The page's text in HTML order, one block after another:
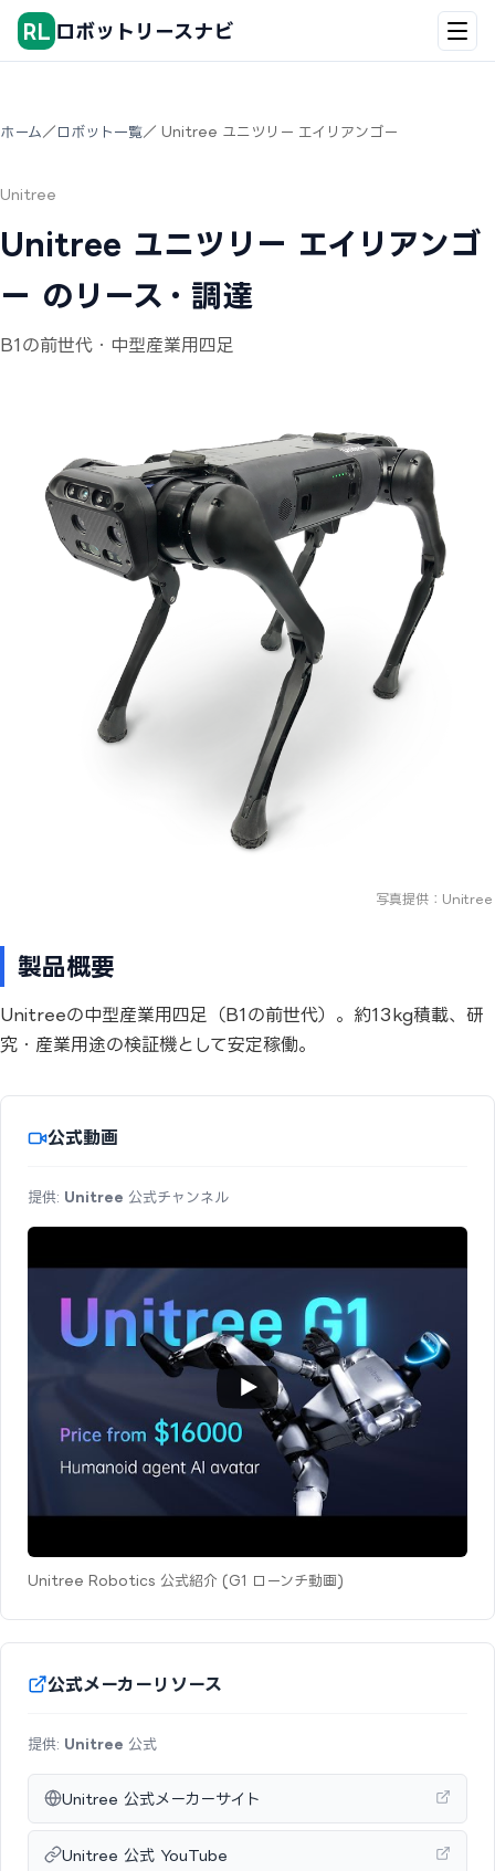
RL ロボットリースナビ
ホーム ／ ロボット一覧／ Unitree ユニツリー エイリアンゴー
Unitree
Unitree ユニツリー エイリアンゴ
ー のリース・調達
B1の前世代・中型産業用四足
写真提供：Unitree
製品概要
Unitreeの中型産業用四足（B1の前世代）。約13kg積載、研
究・産業用途の検証機として安定稼働。
公式動画
提供: Unitree 公式チャンネル
Unitree Robotics 公式紹介 (G1 ローンチ動画)
公式メーカーリソース
提供: Unitree 公式
Unitree 公式メーカーサイト
Unitree 公式 YouTube